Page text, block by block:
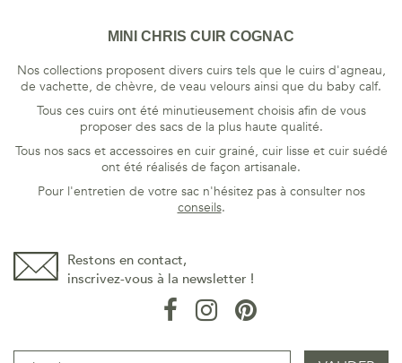
MINI CHRIS CUIR COGNAC
Nos collections proposent divers cuirs tels que le cuirs d'agneau,
de vachette, de chèvre, de veau velours ainsi que du baby calf.
Tous ces cuirs ont été minutieusement choisis afin de vous
proposer des sacs de la plus haute qualité.
Tous nos sacs et accessoires en cuir grainé, cuir lisse et cuir suédé
ont été réalisés de façon artisanale.
Pour l'entretien de votre sac n'hésitez pas à consulter nos
conseils.
Restons en contact,
inscrivez-vous à la newsletter !